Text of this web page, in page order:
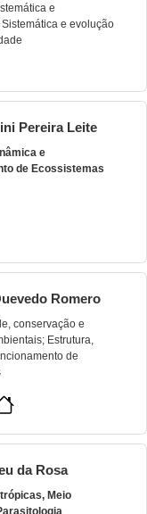
e
e evolução
Pereira Leite
e
de Ecossistemas
Romero
conservação e
Estrutura,
de
da Rosa
Meio